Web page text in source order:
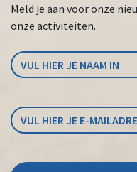
Meld je aan voor onze
onze activiteiten.